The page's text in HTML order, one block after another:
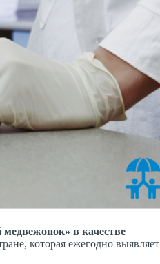
в качестве
которая ежегодно выявляет